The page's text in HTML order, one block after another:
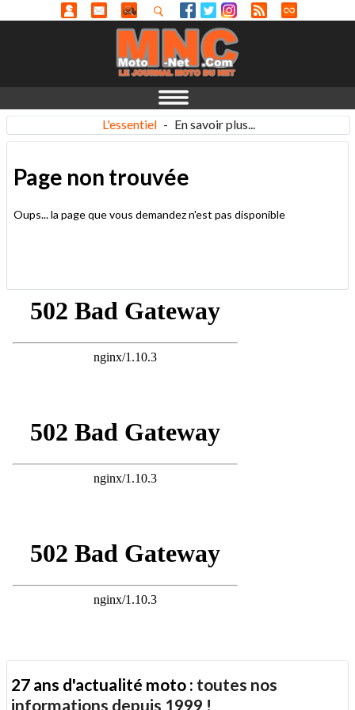
L'essentiel - En savoir plus...
Page non trouvée
Oups... la page que vous demandez n'est pas disponible
27 ans d'actualité moto : toutes nos
informations depuis 1999 !